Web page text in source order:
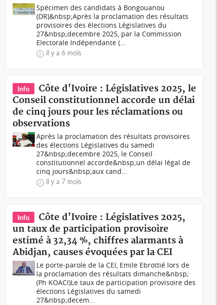
Spécimen des candidats à Bongouanou
(DR)&nbsp;Après la proclamation des résultats
provisoires des élections Législatives du
27&nbsp;decembre 2025, par la Commission
Electorale Indépendante (...
il y a 6 mois
Info
Côte d'Ivoire : Législatives 2025, le
Conseil constitutionnel accorde un délai
de cinq jours pour les réclamations ou
observations
Après la proclamation des résultats provisoires
des élections Législatives du samedi
27&nbsp;decembre 2025, le Conseil
constitutionnel accorde&nbsp;un délai légal de
cinq jours&nbsp;aux cand...
il y a 7 mois
Info
Côte d'Ivoire : Législatives 2025,
un taux de participation provisoire
estimé à 32,34 %, chiffres alarmants à
Abidjan, causes évoquées par la CEI
Le porte-parole de la CEI, Emile Ebrottié lors de
la proclamation des résultats dimanche&nbsp;
(Ph KOACI)Le taux de participation provisoire des
élections Législatives du samedi
27&nbsp;decem...